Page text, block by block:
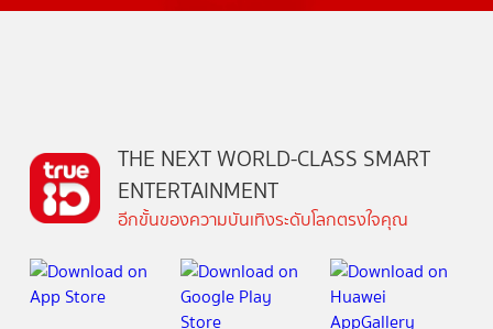
THE NEXT WORLD-CLASS SMART
ENTERTAINMENT
อีกขั้นของความบันเทิงระดับโลกตรงใจคุณ